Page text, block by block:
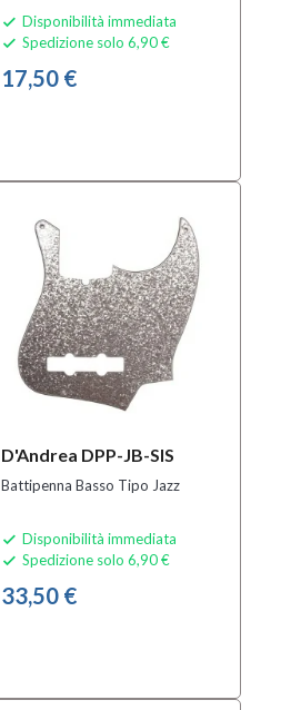
 Disponibilità immediata
 Spedizione solo 6,90 €
17,50 €
D'Andrea DPP-JB-SIS
Battipenna Basso Tipo Jazz
 Disponibilità immediata
 Spedizione solo 6,90 €
33,50 €